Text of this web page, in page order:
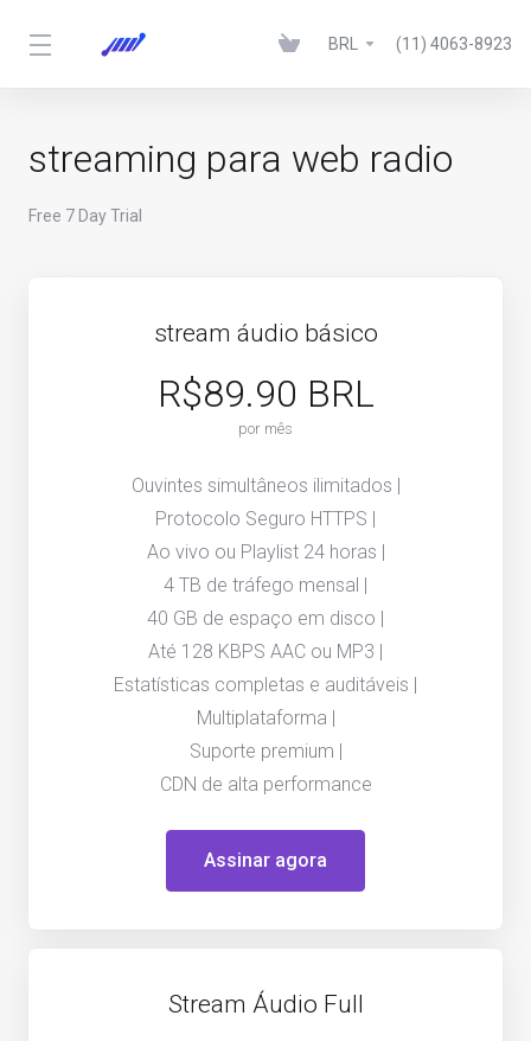
BRL (11) 4063-8923
streaming para web radio
Free 7 Day Trial
stream áudio básico
R$89.90 BRL
por mês
Ouvintes simultâneos ilimitados |
Protocolo Seguro HTTPS |
Ao vivo ou Playlist 24 horas |
4 TB de tráfego mensal |
40 GB de espaço em disco |
Até 128 KBPS AAC ou MP3 |
Estatísticas completas e auditáveis |
Multiplataforma |
Suporte premium |
CDN de alta performance
Assinar agora
Stream Áudio Full